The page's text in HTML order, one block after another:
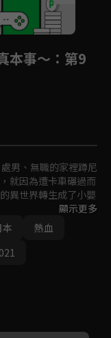
本事～ ：第9
男、無職的家裡蹲尼
就因為遭卡車碾過而
異世界轉生成了小嬰
迪烏斯在異世界認真
顯示更多
本
熱血